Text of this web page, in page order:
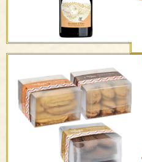
“Été” Moscato d’Asti
D.O.C.G. – F.lli Bertolino